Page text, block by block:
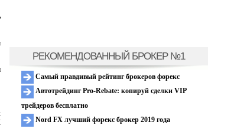
РЕКОМЕНДОВАННЫЙ БРОКЕР №1
Самый правдивый рейтинг брокеров форекс
Автотрейдинг Pro-Rebate: копируй сделки VIP
трейдеров бесплатно
Nord FX лучший форекс брокер 2019 года